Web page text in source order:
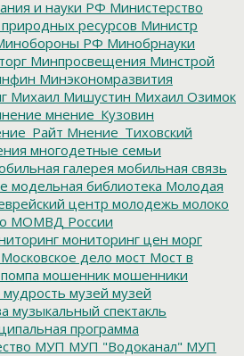
и науки РФ Министерство
ресурсов Министр
РФ Минобрнауки
Минпросвещения Минстрой
Минэкономразвития
Михаил Мишустин Михаил Озимок
мнение_Кузовин
Мнение_Тиховский
многодетные семьи
галерея мобильная связь
модельная библиотека Молодая
центр молодежь молоко
МОМВД России
мониторинг цен морг
Московское дело мост Мост в
мошенник мошенники
мудрость музей музей
музыкальный спектакль
программа
МУП МУП "Водоканал" МУП